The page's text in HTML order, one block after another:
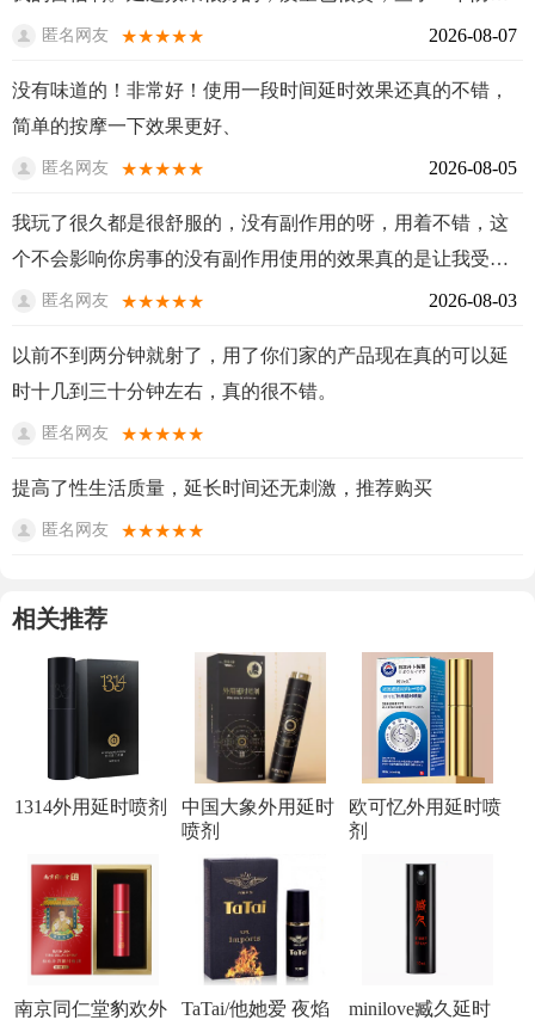
码，正品，久违的激情在燃烧，大战了二回合，非常的帮！
一般的！
匿名网友 ★★★★★ 2026-08-07
没有味道的！非常好！使用一段时间延时效果还真的不错，
简单的按摩一下效果更好、
匿名网友 ★★★★★ 2026-08-05
我玩了很久都是很舒服的，没有副作用的呀，用着不错，这
个不会影响你房事的没有副作用使用的效果真的是让我受不
了
匿名网友 ★★★★★ 2026-08-03
以前不到两分钟就射了，用了你们家的产品现在真的可以延
时十几到三十分钟左右，真的很不错。
匿名网友 ★★★★★
提高了性生活质量，延长时间还无刺激，推荐购买
匿名网友 ★★★★★
相关推荐
1314外用延时喷剂
中国大象外用延时
喷剂
欧可忆外用延时喷
剂
南京同仁堂豹欢外 TaTai/他她爱 夜焰 minilove臧久延时